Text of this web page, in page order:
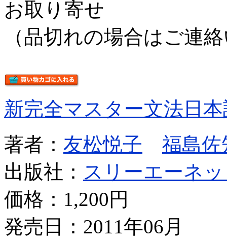
お取り寄せ
（品切れの場合はご連
新完全マスター文法日
著者： 友松悦子
福島佐
出版社： スリーエーネ
価格： 1,200円
発売日：2011年06月